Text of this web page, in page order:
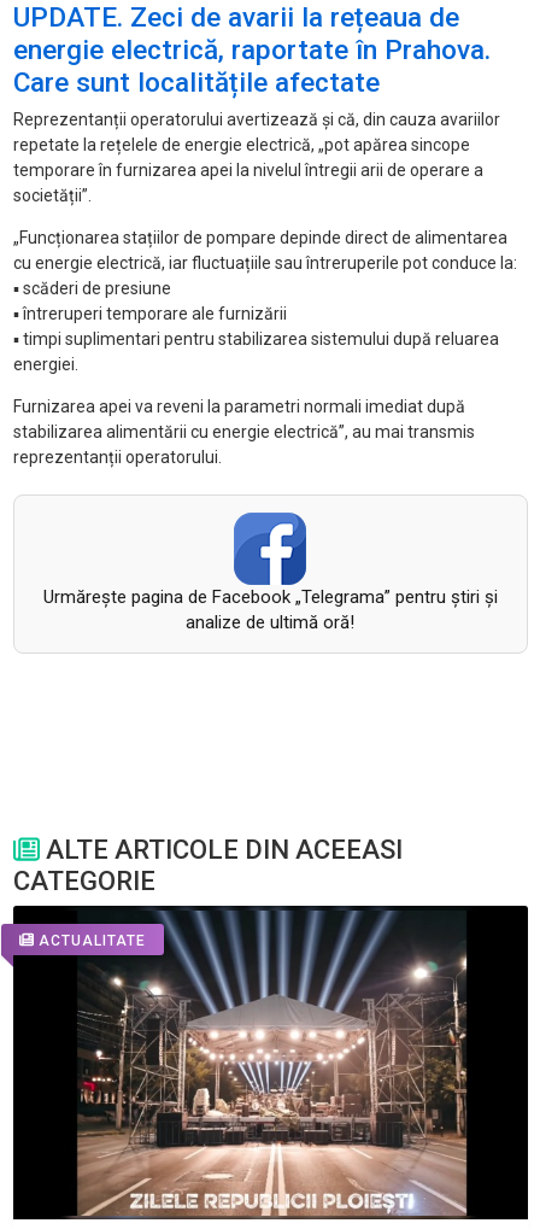
UPDATE. Zeci de avarii la rețeaua de
energie electrică, raportate în Prahova.
Care sunt localitățile afectate
Reprezentanții operatorului avertizează și că, din cauza avariilor
repetate la rețelele de energie electrică, „pot apărea sincope
temporare în furnizarea apei la nivelul întregii arii de operare a
societății”.
„Funcționarea stațiilor de pompare depinde direct de alimentarea
cu energie electrică, iar fluctuațiile sau întreruperile pot conduce la:
▪ scăderi de presiune
▪ întreruperi temporare ale furnizării
▪ timpi suplimentari pentru stabilizarea sistemului după reluarea
energiei.
Furnizarea apei va reveni la parametri normali imediat după
stabilizarea alimentării cu energie electrică”, au mai transmis
reprezentanții operatorului.
Urmăreşte pagina de Facebook „Telegrama” pentru ştiri şi
analize de ultimă oră!
ALTE ARTICOLE DIN ACEEASI
CATEGORIE
ACTUALITATE